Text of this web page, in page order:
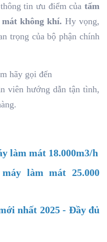
tin ưu điểm của tấm
không khí. Hy vọng,
trọng của bộ phận chính
hãy gọi đến
viên hướng dẫn tận tình,
làm mát 18.000m3/h
làm mát 25.000
nhất 2025 - Đầy đủ